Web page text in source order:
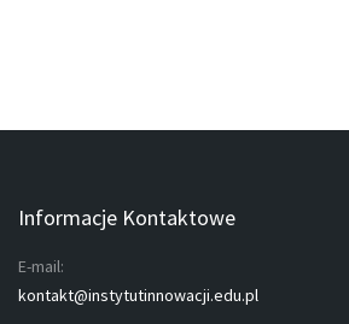
Informacje Kontaktowe
E-mail:
kontakt@instytutinnowacji.edu.pl